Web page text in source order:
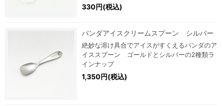
330円(税込)
パンダアイスクリームスプーン シルバー
絶妙な溶け具合でアイスがすくえるパンダのア
イススプーン ゴールドとシルバーの2種類ラ
インナップ
1,350円(税込)